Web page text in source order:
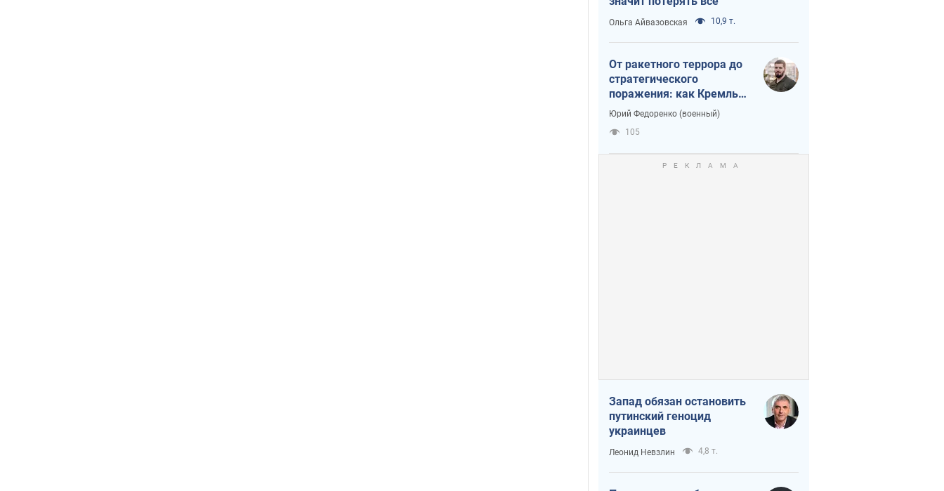
Ольга Айвазовская 10,9 т.
От ракетного террора до
стратегического
поражения: как Кремль
загнал себя в ловушку
Юрий Федоренко (военный)
105
Запад обязан остановить
путинский геноцид
украинцев
Леонид Невзлин 4,8 т.